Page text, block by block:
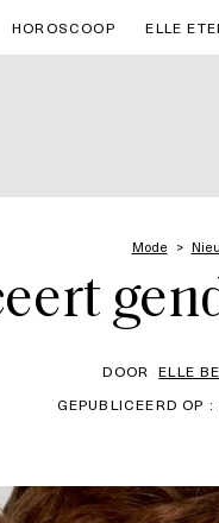
HOROSCOOP ELLE
Mode
DOOR ELLE
GEPUBLICEERD